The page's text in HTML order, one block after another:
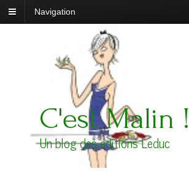
Navigation
C'est Malin !
Un blog des éditions Leduc